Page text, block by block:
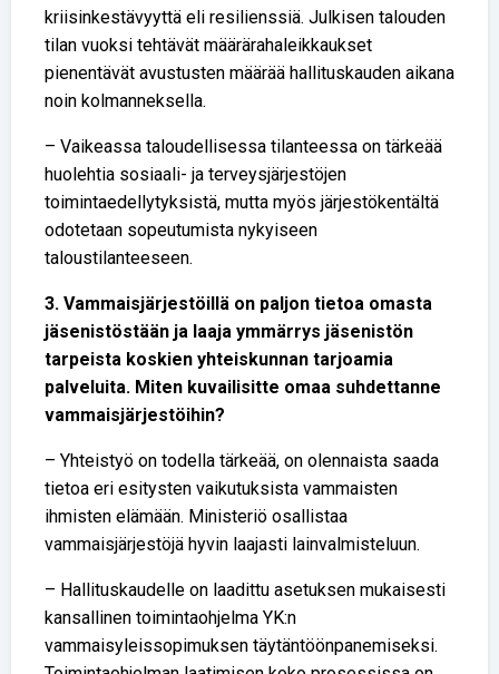
kriisinkestävyyttä eli resilienssiä. Julkisen talouden
tilan vuoksi tehtävät määrärahaleikkaukset
pienentävät avustusten määrää hallituskauden aikana
noin kolmanneksella.
– Vaikeassa taloudellisessa tilanteessa on tärkeää
huolehtia sosiaali- ja terveysjärjestöjen
toimintaedellytyksistä, mutta myös järjestökentältä
odotetaan sopeutumista nykyiseen
taloustilanteeseen.
3. Vammaisjärjestöillä on paljon tietoa omasta
jäsenistöstään ja laaja ymmärrys jäsenistön
tarpeista koskien yhteiskunnan tarjoamia
palveluita. Miten kuvailisitte omaa suhdettanne
vammaisjärjestöihin?
– Yhteistyö on todella tärkeää, on olennaista saada
tietoa eri esitysten vaikutuksista vammaisten
ihmisten elämään. Ministeriö osallistaa
vammaisjärjestöjä hyvin laajasti lainvalmisteluun.
– Hallituskaudelle on laadittu asetuksen mukaisesti
kansallinen toimintaohjelma YK:n
vammaisyleissopimuksen täytäntöönpanemiseksi.